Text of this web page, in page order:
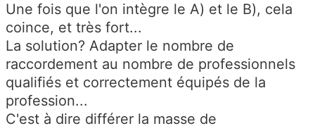
Une fois que l'on intègre le A) et le B), cela
coince, et très fort...
La solution? Adapter le nombre de
raccordement au nombre de professionnels
qualifiés et correctement équipés de la
profession...
C'est à dire différer la masse de